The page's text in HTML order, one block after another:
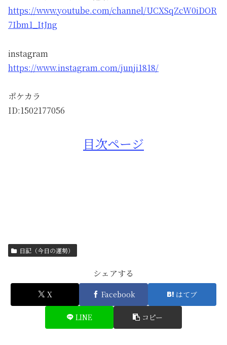
https://www.youtube.com/channel/UCXSqZcW0iDOR
7Ibm1_ItJng
instagram
https://www.instagram.com/junji1818/
ポケカラ
ID:1502177056
目次ページ
日記（今日の運勢）
シェアする
X Facebook はてブ
LINE コピー